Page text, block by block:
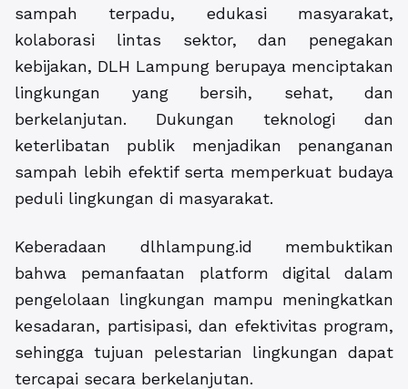
sampah terpadu, edukasi masyarakat,
kolaborasi lintas sektor, dan penegakan
kebijakan, DLH Lampung berupaya menciptakan
lingkungan yang bersih, sehat, dan
berkelanjutan. Dukungan teknologi dan
keterlibatan publik menjadikan penanganan
sampah lebih efektif serta memperkuat budaya
peduli lingkungan di masyarakat.
Keberadaan dlhlampung.id membuktikan
bahwa pemanfaatan platform digital dalam
pengelolaan lingkungan mampu meningkatkan
kesadaran, partisipasi, dan efektivitas program,
sehingga tujuan pelestarian lingkungan dapat
tercapai secara berkelanjutan.